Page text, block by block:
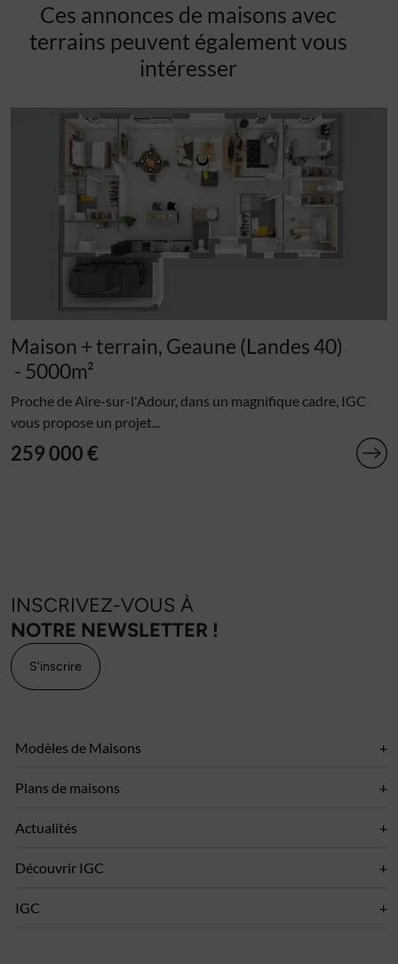
Ces annonces de maisons avec
terrains peuvent également vous
intéresser
Maison + terrain, Geaune (Landes 40)
- 5000m²
Proche de Aire-sur-l'Adour, dans un magnifique cadre, IGC
vous propose un projet...
259 000 €
INSCRIVEZ-VOUS À
NOTRE NEWSLETTER !
S'inscrire
Modèles de Maisons
Plans de maisons
Actualités
Découvrir IGC
IGC